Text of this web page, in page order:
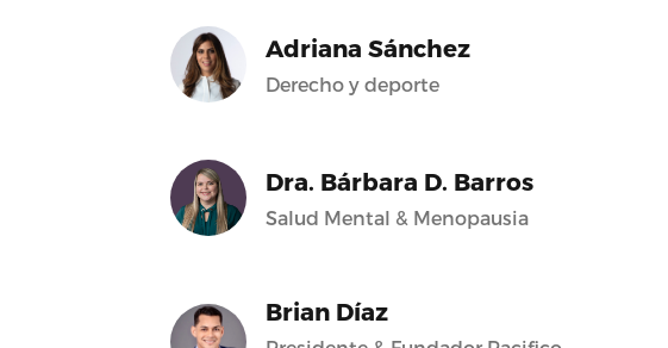
Adriana Sánchez
Derecho y deporte
Dra. Bárbara D. Barros
Salud Mental & Menopausia
Brian Díaz